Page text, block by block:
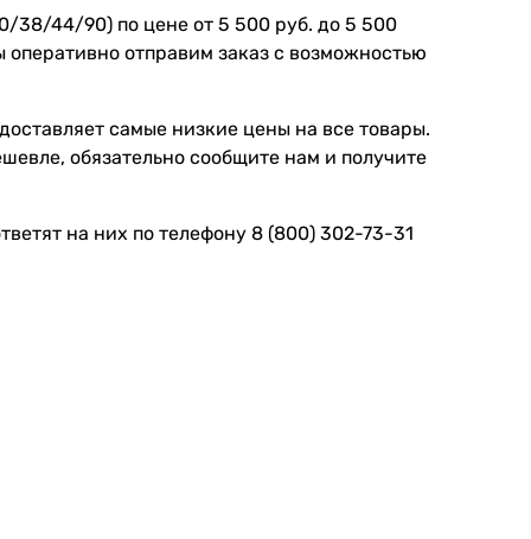
38/44/90) по цене от 5 500 руб. до 5 500
отправим заказ с возможностью
самые низкие цены на все товары.
обязательно сообщите нам и получите
на них по телефону 8 (800) 302-73-31